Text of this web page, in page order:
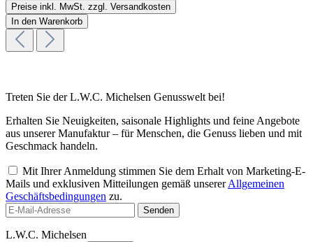
Preise inkl. MwSt. zzgl. Versandkosten
In den Warenkorb
Treten Sie der L.W.C. Michelsen Genusswelt bei!
Erhalten Sie Neuigkeiten, saisonale Highlights und feine Angebote
aus unserer Manufaktur – für Menschen, die Genuss lieben und mit
Geschmack handeln.
Mit Ihrer Anmeldung stimmen Sie dem Erhalt von Marketing-E-
Mails und exklusiven Mitteilungen gemäß unsererAllgemeinen
Geschäftsbedingungen zu.
Senden
L.W.C. Michelsen